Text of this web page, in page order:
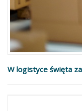
W logistyce święta